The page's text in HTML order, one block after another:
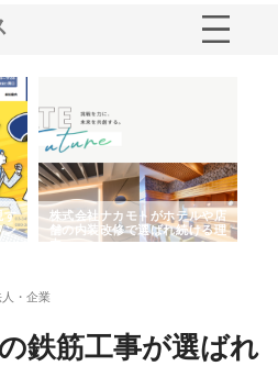
す
ン
株式会社ナカモトがホテルや店
舗の内装改修で選ばれ続ける理
由
人・企業
鉄筋工事が選ばれ